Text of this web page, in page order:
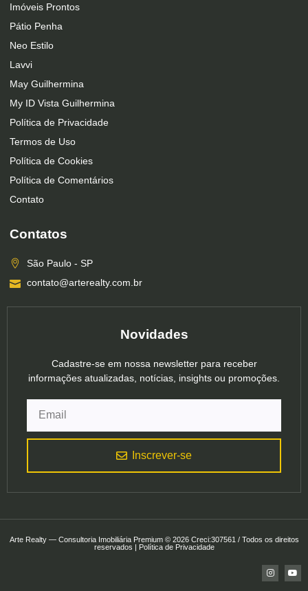
Imóveis Prontos
Pátio Penha
Neo Estilo
Lavvi
May Guilhermina
My ID Vista Guilhermina
Política de Privacidade
Termos de Uso
Política de Cookies
Política de Comentários
Contato
Contatos
São Paulo - SP
contato@arterealty.com.br
Novidades
Cadastre-se em nossa newsletter para receber
informações atualizadas, notícias, insights ou promoções.
Inscrever-se
Arte Realty — Consultoria Imobiliária Premium © 2026 Creci:307561 / Todos os direitos
reservados | Política de Privacidade